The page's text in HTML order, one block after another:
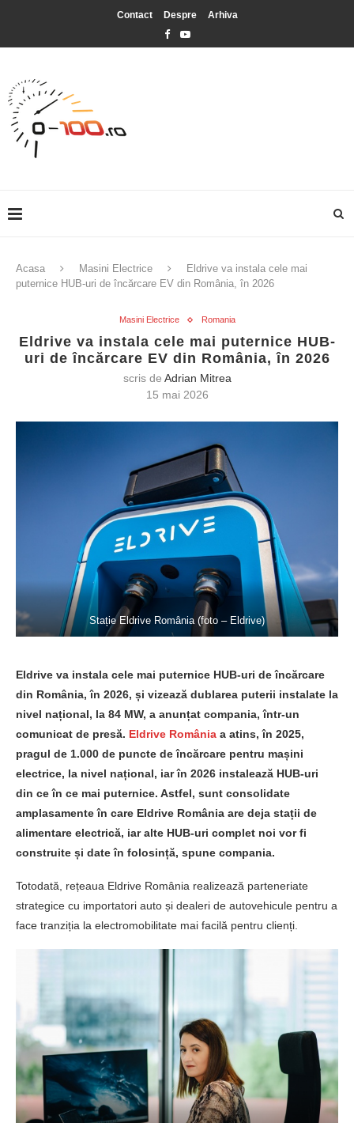
Contact Despre Arhiva
Acasa Masini Electrice
Eldrive va instala cele mai
puternice HUB-uri de încărcare EV din România, în 2026
Masini Electrice Romania
Eldrive va instala cele mai puternice HUB-
uri de încărcare EV din România, în 2026
scris de Adrian Mitrea
15 mai 2026
Stație Eldrive România (foto – Eldrive)
Eldrive va instala cele mai puternice HUB-uri de încărcare
din România, în 2026, și vizează dublarea puterii instalate la
nivel național, la 84 MW, a anunțat compania, într-un
comunicat de presă. Eldrive România a atins, în 2025,
pragul de 1.000 de puncte de încărcare pentru mașini
electrice, la nivel național, iar în 2026 instalează HUB-uri
din ce în ce mai puternice. Astfel, sunt consolidate
amplasamente în care Eldrive România are deja stații de
alimentare electrică, iar alte HUB-uri complet noi vor fi
construite și date în folosință, spune compania.
Totodată, rețeaua Eldrive România realizează parteneriate
strategice cu importatori auto și dealeri de autovehicule pentru a
face tranziția la electromobilitate mai facilă pentru clienți.